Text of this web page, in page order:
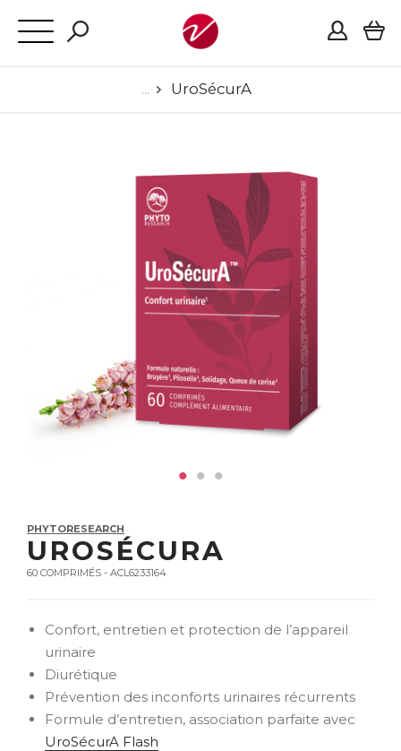
UroSécurA
PHYTORESEARCH
UROSÉCURA
60 COMPRIMÉS - ACL6233164
Confort, entretien et protection de l’appareil
urinaire
Diurétique
Prévention des inconforts urinaires récurrents
Formule d’entretien, association parfaite avec
UroSécurA Flash